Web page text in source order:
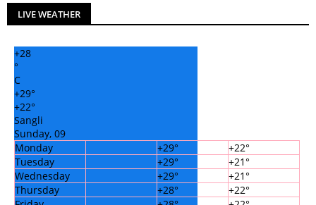
LIVE WEATHER
+28
°
C
+29°
+22°
Sangli
Sunday, 09
Monday
+29° +22°
Tuesday
+29° +21°
Wednesday
+29° +21°
Thursday
+28° +22°